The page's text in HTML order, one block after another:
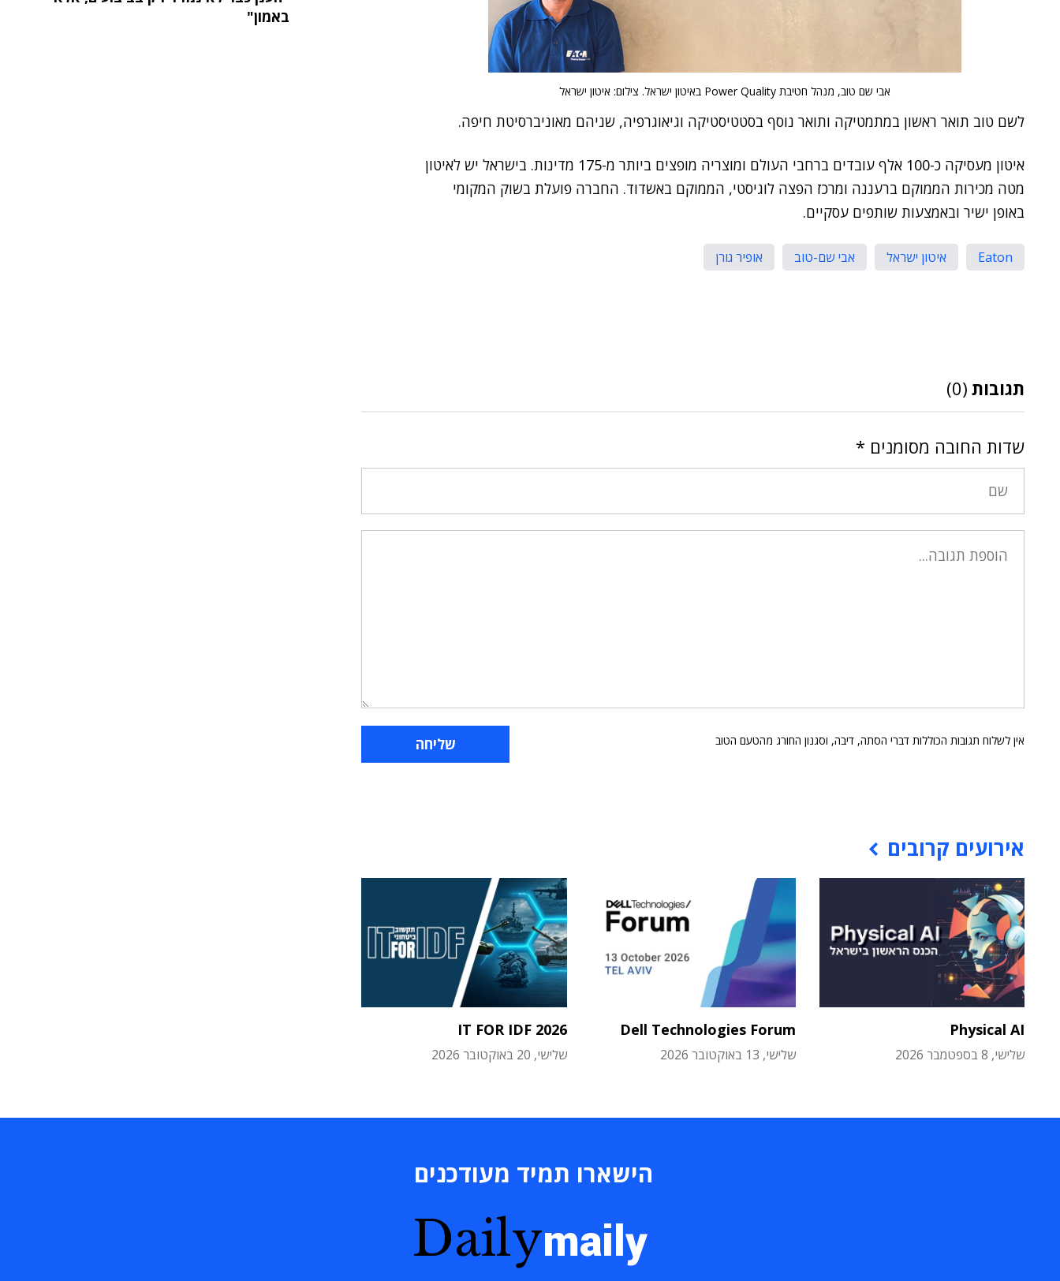
אבי שם טוב, מנהל חטיבת Power Quality באיטון ישראל. צילום: איטון ישראל
לשם טוב תואר ראשון במתמטיקה ותואר נוסף בסטטיסטיקה וגיאוגרפיה, שניהם מאוניברסיטת חיפה.
איטון מעסיקה כ-100 אלף עובדים ברחבי העולם ומוצריה מופצים ביותר מ-175 מדינות. בישראל יש לאיטון
מטה מכירות הממוקם ברעננה ומרכז הפצה לוגיסטי, הממוקם באשדוד. החברה פועלת בשוק המקומי
באופן ישיר ובאמצעות שותפים עסקיים.
Eaton איטון ישראל אבי שם-טוב אופיר גורן
תגובות (0)
שדות החובה מסומנים *
אין לשלוח תגובות הכוללות דברי הסתה, דיבה, וסגנון החורג מהטעם הטוב
אירועים קרובים
Physical AI
שלישי, 8 בספטמבר 2026
Dell Technologies Forum
שלישי, 13 באוקטובר 2026
IT FOR IDF 2026
שלישי, 20 באוקטובר 2026
באמון"
הישארו תמיד מעודכנים
Dailymaily